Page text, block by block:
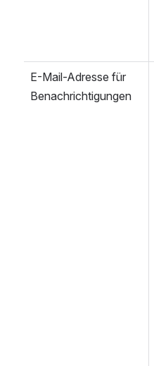
E-Mail-Adresse für
Benachrichtigungen